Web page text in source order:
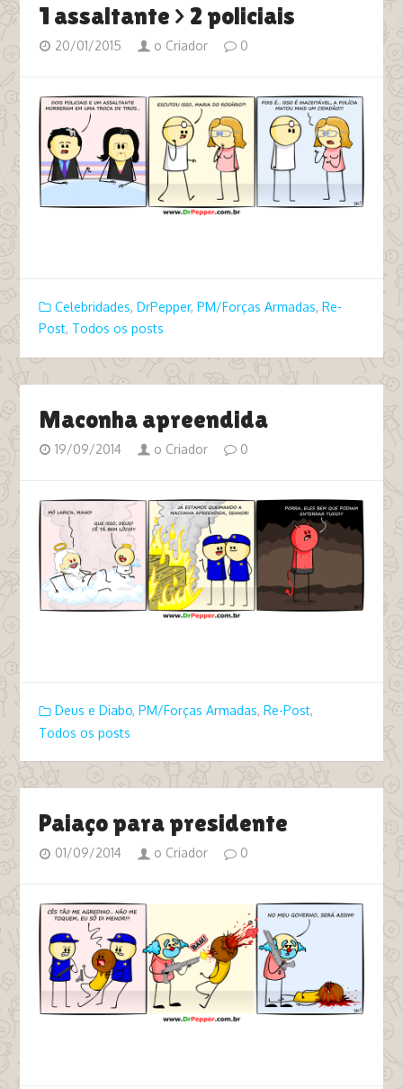
1 assaltante > 2 policiais
20/01/2015 o Criador 0
Celebridades, DrPepper, PM/Forças Armadas, Re-
Post, Todos os posts
Maconha apreendida
19/09/2014 o Criador 0
Deus e Diabo, PM/Forças Armadas, Re-Post,
Todos os posts
Paiaço para presidente
01/09/2014 o Criador 0